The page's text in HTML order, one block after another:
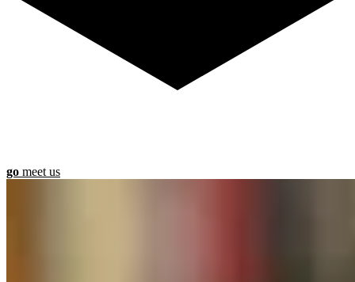
go meet us